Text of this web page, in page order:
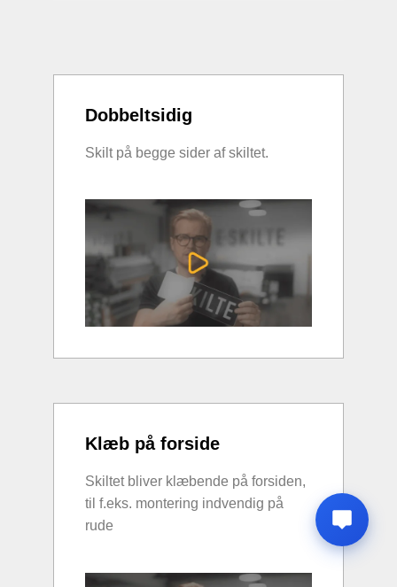
Dobbeltsidig
Skilt på begge sider af skiltet.
Klæb på forside
Skiltet bliver klæbende på forsiden,
til f.eks. montering indvendig på
rude